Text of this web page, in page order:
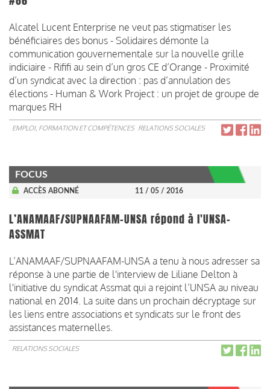
Alcatel Lucent Enterprise ne veut pas stigmatiser les
bénéficiaires des bonus - Solidaires démonte la
communication gouvernementale sur la nouvelle grille
indiciaire - Rififi au sein d’un gros CE d’Orange - Proximité
d’un syndicat avec la direction : pas d’annulation des
élections - Human & Work Project : un projet de groupe de
marques RH
EMPLOI, FORMATION ET COMPÉTENCES RELATIONS SOCIALES
FOCUS
ACCÈS ABONNÉ 11 / 05 / 2016
L’ANAMAAF/SUPNAAFAM-UNSA répond à l'UNSA-
ASSMAT
L’ANAMAAF/SUPNAAFAM-UNSA a tenu à nous adresser sa
réponse à une partie de l'interview de Liliane Delton à
l'initiative du syndicat Assmat qui a rejoint l’UNSA au niveau
national en 2014. La suite dans un prochain décryptage sur
les liens entre associations et syndicats sur le front des
assistances maternelles.
RELATIONS SOCIALES